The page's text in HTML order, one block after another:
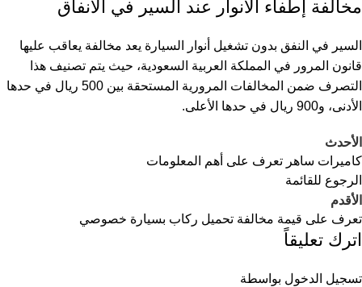
مخالفة إطفاء الأنوار عند السير في الأنفاق
السير في النفق بدون تشغيل أنوار السيارة يعد مخالفة يعاقب عليها
قانون المرور في المملكة العربية السعودية، حيث يتم تصنيف هذا
التصرف ضمن المخالفات المرورية المستحقة بين 500 ريال في حدها
الأدنى، و900 ريال في حدها الأعلى.
الأحدث
كاميرات ساهر تعرف على أهم المعلومات
الرجوع للقائمة
الأقدم
تعرف على قيمة مخالفة تحميل ركاب بسيارة خصوصي
اترك تعليقاً
تسجيل الدخول بواسطة